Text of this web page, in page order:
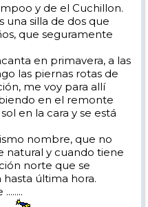
y de el Cuchillon.
una silla de dos que
que seguramente
en primavera, a las
las piernas rotas de
me voy para allí
en el remonte
en la cara y se está
nombre, que no
natural y cuando tiene
norte que se
última hora.